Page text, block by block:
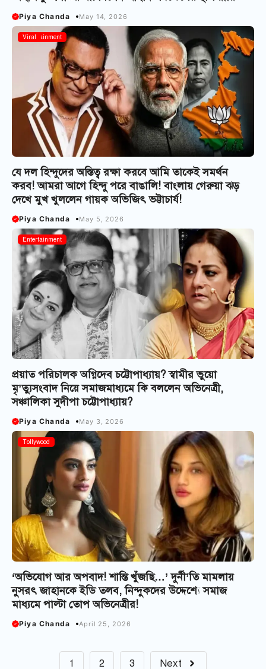
Piya Chanda May 14, 2026
Entertainment
Viral
যে দল হিন্দুদের অস্তিত্ব রক্ষা করবে আমি তাকেই সমর্থন
করব! আমরা আগে হিন্দু পরে বাঙালি! বাংলায় গেরুয়া ঝড়
দেখে মুখ খুললেন গায়ক অভিজিৎ ভট্টাচার্য!
Piya Chanda May 5, 2026
Entertainment
প্রয়াত পরিচালক অগ্নিদেব চট্টোপাধ্যায়? স্বামীর ভুয়ো
মৃ’ত্যুসংবাদ নিয়ে সমাজমাধ্যমে কি বললেন অভিনেত্রী,
সঞ্চালিকা সুদীপা চট্টোপাধ্যায়?
Piya Chanda May 3, 2026
Tollywood
‘অভিযোগ আর অপবাদ! শান্তি খুঁজছি…’ দুর্নী’তি মামলায়
নুসরৎ জাহানকে ইডি তলব, নিন্দুকদের উদ্দেশ্যে সমাজ
মাধ্যমে পাল্টা তোপ অভিনেত্রীর!
Piya Chanda April 25, 2026
1 2 3 Next